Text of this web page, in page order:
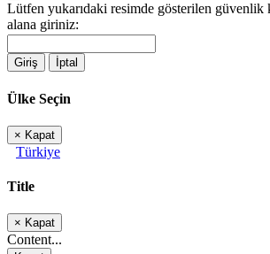
Lütfen yukarıdaki resimde gösterilen güvenlik
alana giriniz:
Giriş İptal
Ülke Seçin
× Kapat
Türkiye
Title
× Kapat
Content...